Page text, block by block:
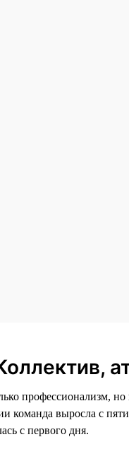
профессионализм,
команда выросла с
с первого дня.